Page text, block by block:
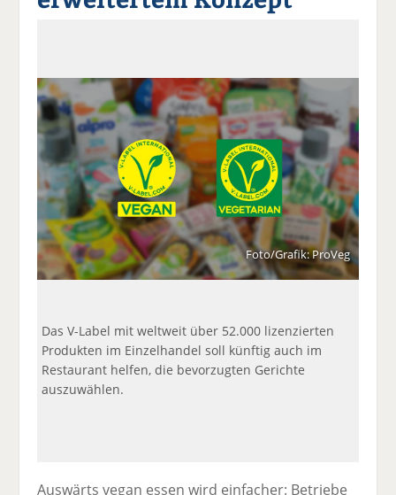
a
e
b
o
o
k
te
il
e
n
t
n k
e
di
n
te
il
e
n
l
v
er
se
n
d
e
n
Foto/Grafik: ProVeg
Das V-Label mit weltweit über 52.000 lizenzierten
Produkten im Einzelhandel soll künftig auch im
Restaurant helfen, die bevorzugten Gerichte
auszuwählen.
Auswärts vegan essen wird einfacher: Betriebe